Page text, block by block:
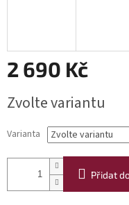
2 690 Kč
cena:
Zvolte variantu
Varianta
Přidat